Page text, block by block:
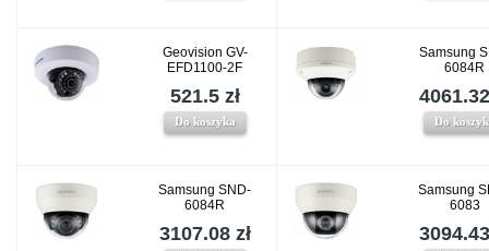
Geovision GV-
EFD1100-2F
521.5 zł
Do koszyka
Samsung
6084R
Do
Samsung SND-
6084R
3107.08 zł
Samsung
6083